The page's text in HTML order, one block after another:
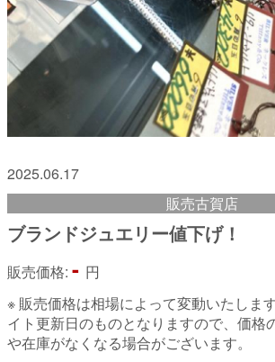
2025.06.17
販売古賀店
ブランドジュエリー値下げ！
販売価格: - 円
※ 販売価格は相場によって変動いたしま
イト更新日のものとなりますので、価格
や在庫がなくなる場合がございます。